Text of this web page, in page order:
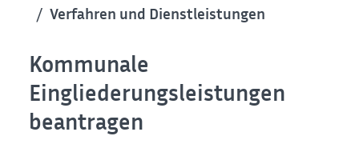
Verfahren und Dienstleistungen
Kommunale
Eingliederungsleistungen
beantragen